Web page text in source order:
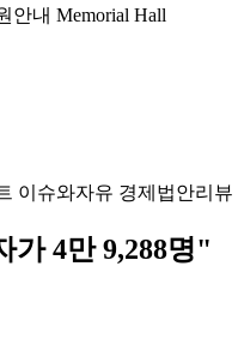
안내 Memorial Hall
이슈와자유 경제법안리뷰
4만 9,288명"